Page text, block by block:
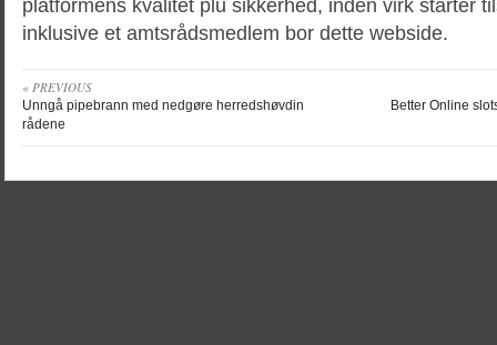
platformens kvalitet plu sikkerhed, inden virk starter
inklusive et amtsrådsmedlem bor dette webside.
« PREVIOUS
Unngå pipebrann med nedgøre herredshøvdin
rådene
Better Online